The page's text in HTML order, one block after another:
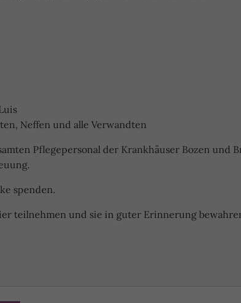
Neffen und alle Verwandten
Pflegepersonal der Krankhäuser Bozen und
spenden.
teilnehmen und sie in guter Erinnerung